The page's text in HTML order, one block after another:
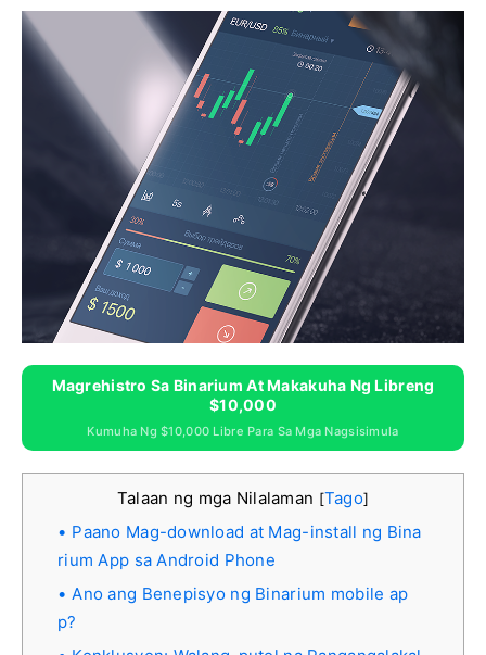
Magrehistro Sa Binarium At Makakuha Ng Libreng
$10,000
Kumuha Ng $10,000 Libre Para Sa Mga Nagsisimula
Talaan ng mga Nilalaman [Tago]
Paano Mag-download at Mag-install ng Bina
rium App sa Android Phone
Ano ang Benepisyo ng Binarium mobile ap
p?